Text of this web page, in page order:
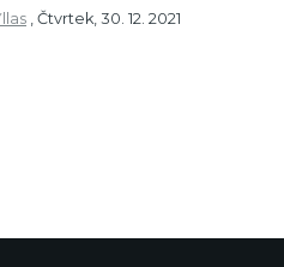
, Čtvrtek, 30. 12. 2021